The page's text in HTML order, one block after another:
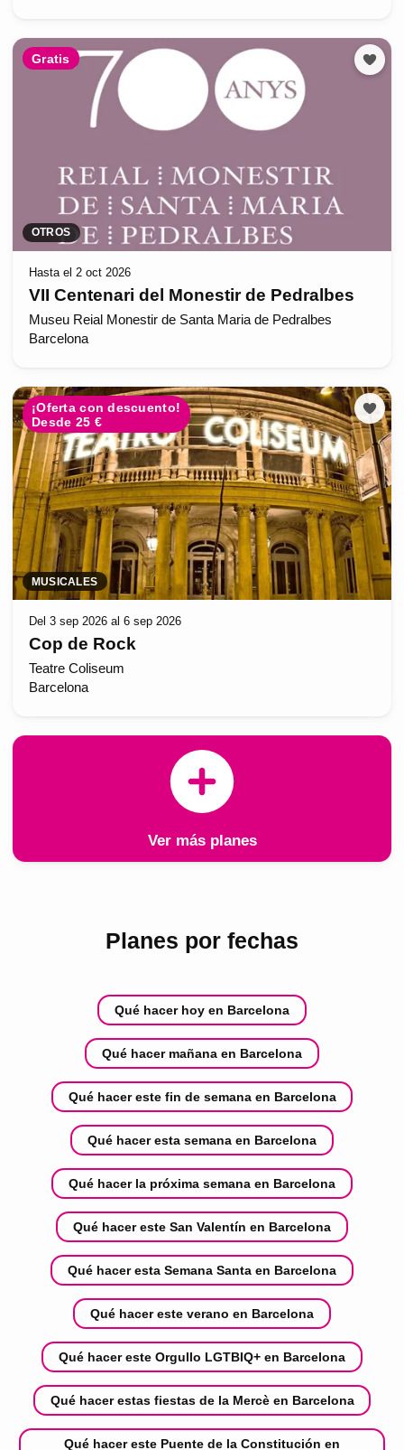
Gratis
OTROS
Hasta el 2 oct 2026
VII Centenari del Monestir de Pedralbes
Museu Reial Monestir de Santa Maria de Pedralbes
Barcelona
¡Oferta con descuento!
Desde 25 €
MUSICALES
Del 3 sep 2026 al 6 sep 2026
Cop de Rock
Teatre Coliseum
Barcelona
Ver más planes
Planes por fechas
Qué hacer hoy en Barcelona
Qué hacer mañana en Barcelona
Qué hacer este fin de semana en Barcelona
Qué hacer esta semana en Barcelona
Qué hacer la próxima semana en Barcelona
Qué hacer este San Valentín en Barcelona
Qué hacer esta Semana Santa en Barcelona
Qué hacer este verano en Barcelona
Qué hacer este Orgullo LGTBIQ+ en Barcelona
Qué hacer estas fiestas de la Mercè en Barcelona
Qué hacer este Puente de la Constitución en